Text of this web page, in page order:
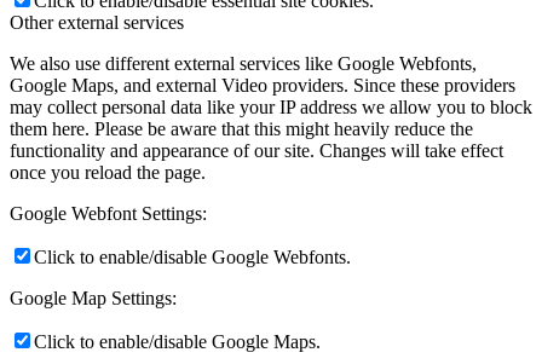
Other external services
We also use different external services like Google Webfonts,
Google Maps, and external Video providers. Since these providers
may collect personal data like your IP address we allow you to block
them here. Please be aware that this might heavily reduce the
functionality and appearance of our site. Changes will take effect
once you reload the page.
Google Webfont Settings:
Click to enable/disable Google Webfonts.
Google Map Settings:
Click to enable/disable Google Maps.